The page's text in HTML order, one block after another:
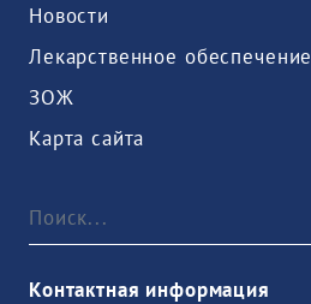
Новости
Лекарственное обеспечение
ЗОЖ
Карта сайта
Контактная информация